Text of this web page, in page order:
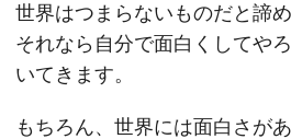
世界はつまらないものだと諦め
それなら自分で面白くしてや
いてきます。
もちろん、世界には面白さが